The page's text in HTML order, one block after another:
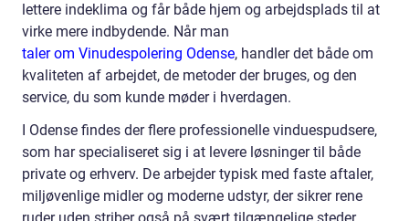
lettere indeklima og får både hjem og arbejdsplads til at
virke mere indbydende. Når man
taler om Vinudespolering Odense, handler det både om
kvaliteten af arbejdet, de metoder der bruges, og den
service, du som kunde møder i hverdagen.
I Odense findes der flere professionelle vinduespudsere,
som har specialiseret sig i at levere løsninger til både
private og erhverv. De arbejder typisk med faste aftaler,
miljøvenlige midler og moderne udstyr, der sikrer rene